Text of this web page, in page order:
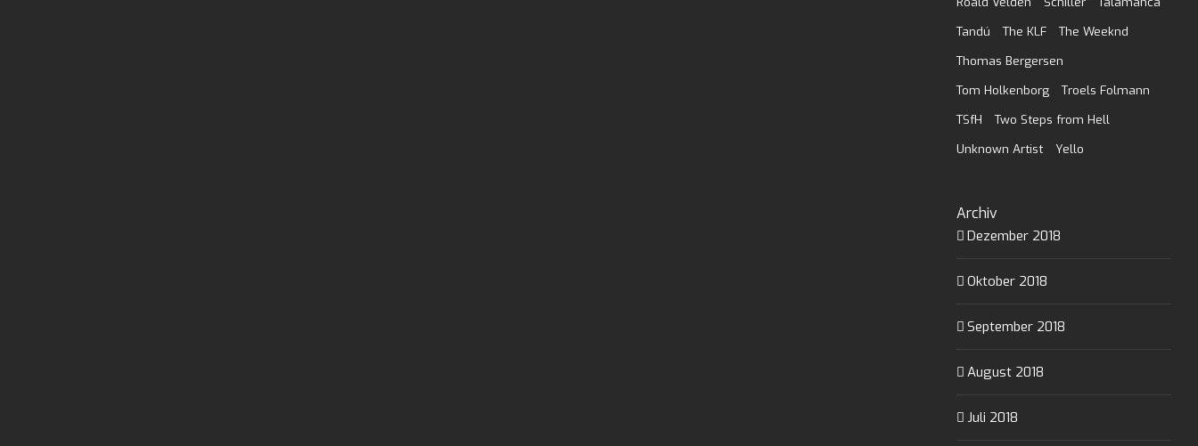
Tandú
The KLF
The Weeknd
Thomas Bergersen
Tom Holkenborg
Troels Folmann
TSfH
Two Steps from Hell
Unknown Artist
Yello
Archiv
Dezember 2018
Oktober 2018
September 2018
August 2018
Juli 2018